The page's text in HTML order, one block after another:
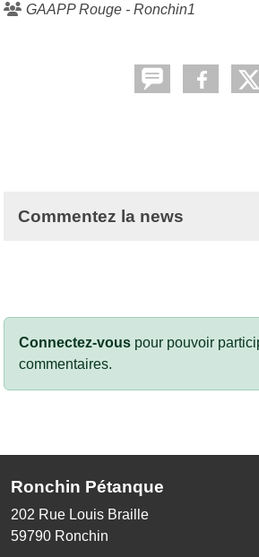
GAAPP Rouge - Ronchin1
Commentez la news
Connectez-vous pour pouvoir
commentaires.
Ronchin Pétanque
202 Rue Louis Braille
59790 Ronchin